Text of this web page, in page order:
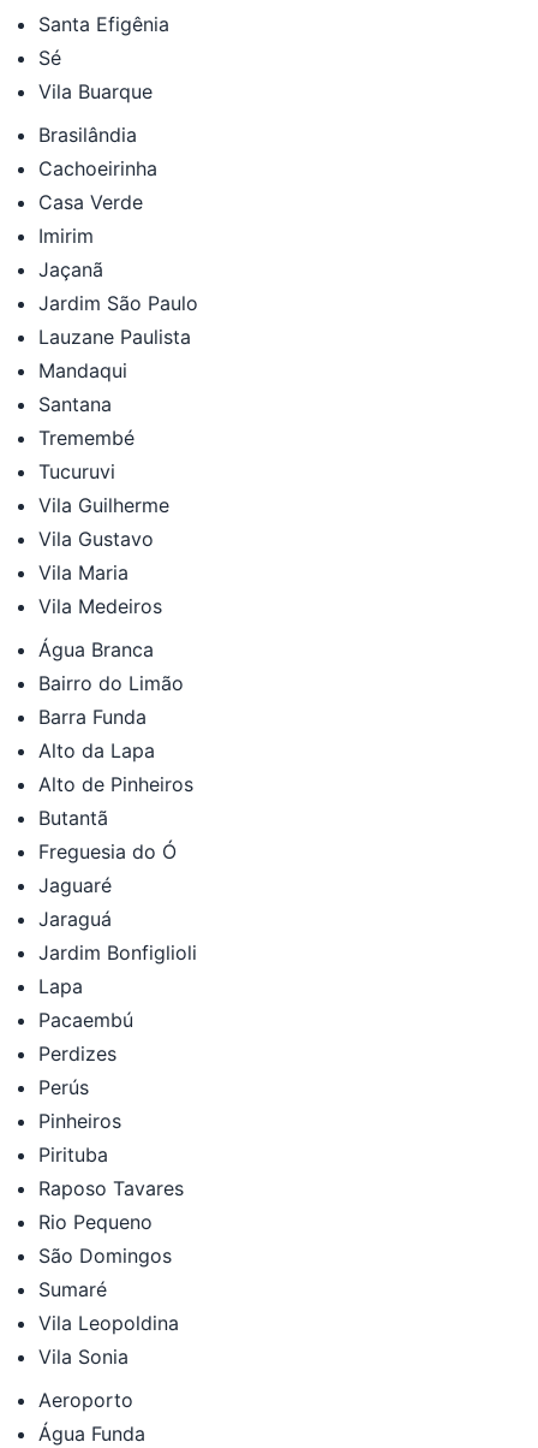
Santa Efigênia
Sé
Vila Buarque
Brasilândia
Cachoeirinha
Casa Verde
Imirim
Jaçanã
Jardim São Paulo
Lauzane Paulista
Mandaqui
Santana
Tremembé
Tucuruvi
Vila Guilherme
Vila Gustavo
Vila Maria
Vila Medeiros
Água Branca
Bairro do Limão
Barra Funda
Alto da Lapa
Alto de Pinheiros
Butantã
Freguesia do Ó
Jaguaré
Jaraguá
Jardim Bonfiglioli
Lapa
Pacaembú
Perdizes
Perús
Pinheiros
Pirituba
Raposo Tavares
Rio Pequeno
São Domingos
Sumaré
Vila Leopoldina
Vila Sonia
Aeroporto
Água Funda